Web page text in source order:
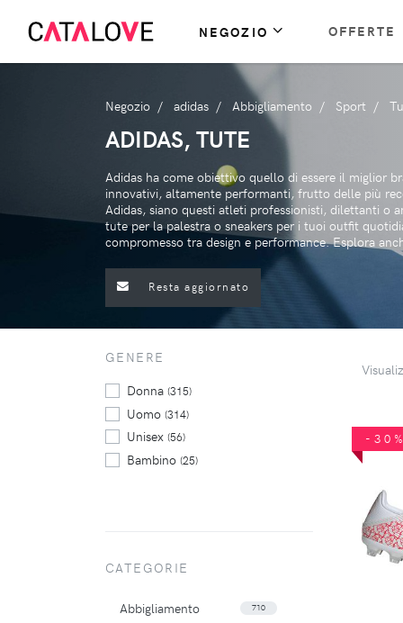
NEGOZIO OFFERTE
Negozio adidas Abbigliamento Sport
ADIDAS, TUTE
Adidas ha come obiettivo quello di essere il miglior
innovativi, altamente performanti, frutto delle più
Adidas, siano questi atleti professionisti, dilettanti o
tute per la palestra o sneakers per i tuoi outfit
compromesso tra design e performance. Esplora
Resta aggiornato
-30%
GENERE
Donna (315)
Uomo (314)
Unisex (56)
Bambino (25)
CATEGORIE
Abbigliamento 710